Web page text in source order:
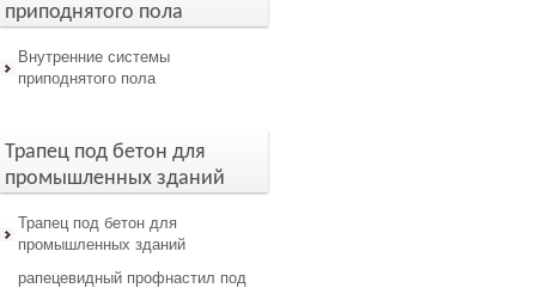
приподнятого пола
Внутренние системы
приподнятого пола
Трапец под бетон для
промышленных зданий
Трапец под бетон для
промышленных зданий
рапецевидный профнастил под